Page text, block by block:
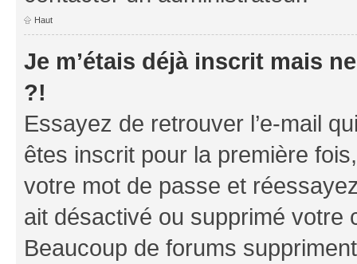
Haut
Je m’étais déjà inscrit mais
?!
Essayez de retrouver l’e-mail
êtes inscrit pour la première
votre mot de passe et
ait désactivé ou supprimé votre
Beaucoup de forums